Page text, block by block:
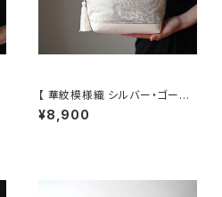
【 華紋模様織 シルバー・ゴール
ド 帯リメイク トート型バッグ】
日常使い、結婚式、パーティー、
¥8,900